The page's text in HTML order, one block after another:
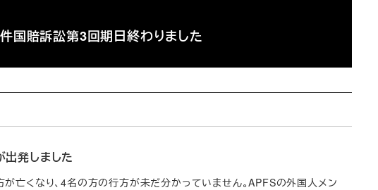
国賠訴訟第3回期日終わりました
発しました
亡くなり、4名の方の行方が未だ分かっていません。APFSの外国人メン